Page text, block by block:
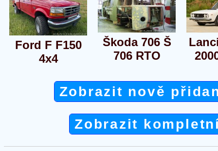
Ford F F150
4x4
Škoda 706 Š
706 RTO
Zobrazit nově
Zobrazit